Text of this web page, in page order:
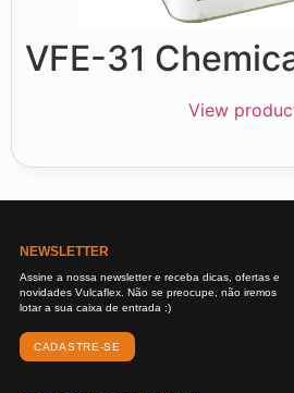
VFE-31
View
NEWSLETTER
Assine a nossa newsletter e receba dicas, ofertas e
novidades Vulcaflex. Não se preocupe, não iremos
lotar a sua caixa de entrada :)
CADASTRE-SE